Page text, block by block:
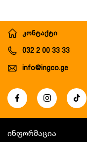
კონტაქტი
032 2 00 33 33
info@ingco.ge
ინფორმაცია